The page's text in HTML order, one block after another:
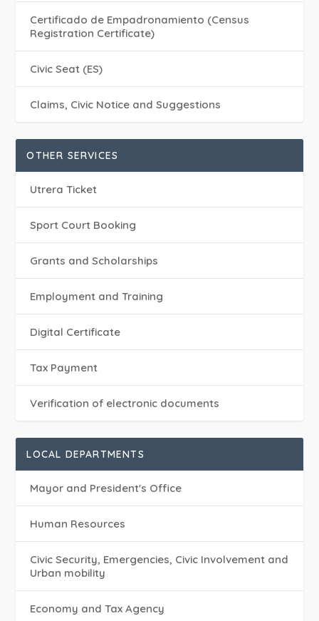
Certificado de Empadronamiento (Census
Registration Certificate)
Civic Seat (ES)
Claims, Civic Notice and Suggestions
OTHER SERVICES
Utrera Ticket
Sport Court Booking
Grants and Scholarships
Employment and Training
Digital Certificate
Tax Payment
Verification of electronic documents
LOCAL DEPARTMENTS
Mayor and President's Office
Human Resources
Civic Security, Emergencies, Civic Involvement and
Urban mobility
Economy and Tax Agency